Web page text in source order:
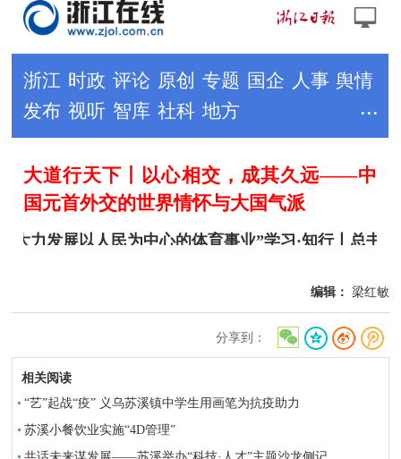
编辑： 梁红敏
分享到：
相关阅读
“艺”起战“疫” 义乌苏溪镇中学生用画笔为抗疫助力
苏溪小餐饮业实施“4D管理”